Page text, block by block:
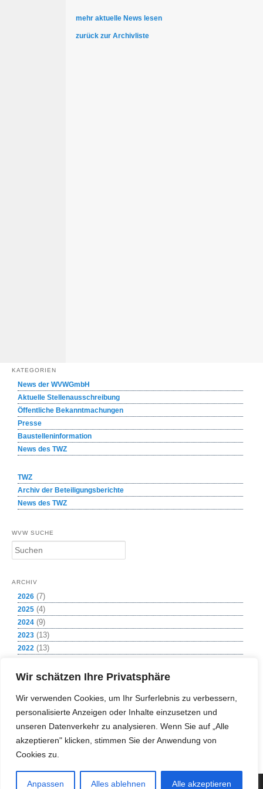
Wir schätzen Ihre Privatsphäre
Wir verwenden Cookies, um Ihr Surferlebnis zu verbessern,
personalisierte Anzeigen oder Inhalte einzusetzen und
unseren Datenverkehr zu analysieren. Wenn Sie auf „Alle
akzeptieren" klicken, stimmen Sie der Anwendung von
Cookies zu.
Anpassen Alles ablehnen Alle akzeptieren
mehr aktuelle News lesen
zurück zur Archivliste
KATEGORIEN
News der WVWGmbH
Aktuelle Stellenausschreibung
Öffentliche Bekanntmachungen
Presse
Baustelleninformation
News des TWZ
TWZ
Archiv der Beteiligungsberichte
News des TWZ
WVW SUCHE
S
h
ARCHIV
2026 (7)
2025 (4)
2024 (9)
2023 (13)
2022 (13)
2020 (1)
2018(11)
2017(11)
2016(2)
2015(4)
2009(1)
(c) Copyright 2018 Wasserversorgung Weißeritzgruppe GmbH